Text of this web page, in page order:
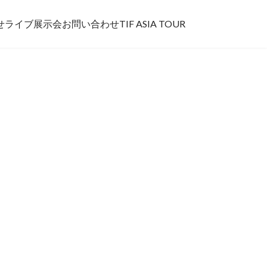
ライブ展示会お問い合わせTIF ASIA TOUR